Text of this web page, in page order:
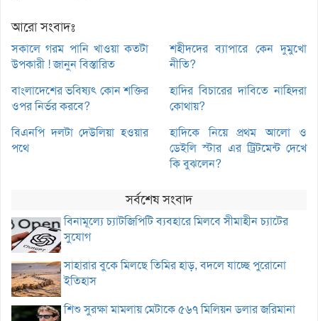
আরো সংবাদঃ
সকালে গরম পানি খাওয়া কতটা
উপকারী ! জানুন বিস্তারিত
শহীদদের ব্যাপারে কেন দুমুখো
নীতি?
বাংলাদেশের ভবিষ্যৎ কোন শক্তির
ওপর নির্ভর করবে?
হাদির বিচারের দাবিতে নাহিদরা
কোথায়?
বিএনপি দলটা দেউলিয়া হওয়ার
পথে
হাদিকে নিয়ে প্রথম আলো ও
ডেইলি স্টার এর ট্রিটমেন্ট দেখে
কি বুঝলেন?
সর্বশেষ সংবাদ
বিনামূল্যে চ্যাটজিপিটি ব্যবহারে মিলবে সীমাহীন চ্যাটের
সুযোগ
সাহারার বুকে মিলছে তিমির হাড়, বদলে যাচ্ছে পুরোনো
ইতিহাস
শিশু সুরক্ষা মামলায় মেটাকে ৫৬৭ মিলিয়ন ডলার জরিমানা